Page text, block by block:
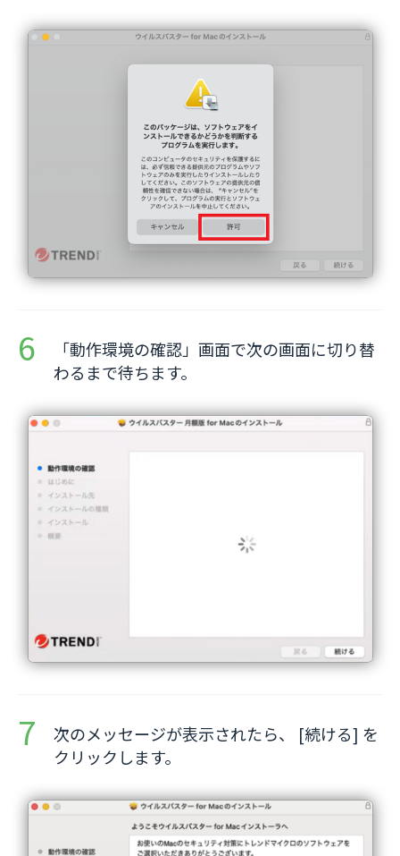
「動作環境の確認」画面で次の画面に切り替
わるまで待ちます。
次のメッセージが表示されたら、 [続ける] を
クリックします。